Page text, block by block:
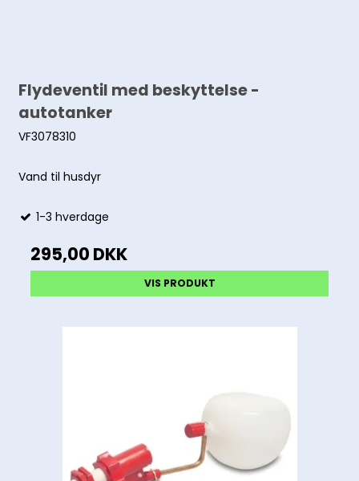
Flydeventil med beskyttelse -
autotanker
VF3078310
Vand til husdyr
1-3 hverdage
295,00 DKK
VIS PRODUKT